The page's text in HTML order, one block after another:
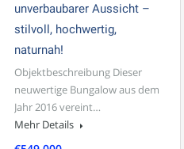
unverbaubarer Aussicht –
stilvoll, hochwertig,
naturnah!
Objektbeschreibung Dieser
neuwertige Bungalow aus dem
Jahr 2016 vereint…
Mehr Details